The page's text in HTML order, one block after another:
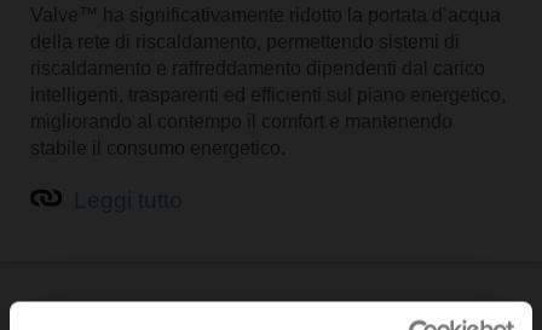
Valve™ ha significativamente ridotto la portata d’acqua
della rete di riscaldamento, permettendo sistemi di
riscaldamento e raffreddamento dipendenti dal carico
intelligenti, trasparenti ed efficienti sul piano energetico,
migliorando al contempo il comfort e mantenendo
stabile il consumo energetico.